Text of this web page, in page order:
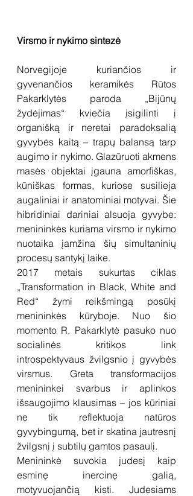
Virsmo ir nykimo sintezė
Norvegijoje kuriančios ir
gyvenančios keramikės Rūtos
Pakarklytės paroda „Bijūnų
žydėjimas“ kviečia įsigilinti į
organišką ir neretai paradoksalią
gyvybės kaitą – trapų balansą tarp
augimo ir nykimo. Glazūruoti akmens
masės objektai įgauna amorfiškas,
kūniškas formas, kuriose susilieja
augaliniai ir anatominiai motyvai. Šie
hibridiniai dariniai alsuoja gyvybe:
menininkės kuriama virsmo ir nykimo
nuotaika įamžina šių simultaninių
procesų santykį laike.
2017 metais sukurtas ciklas
„Transformation in Black, White and
Red“ žymi reikšmingą posūkį
menininkės kūryboje. Nuo šio
momento R. Pakarklytė pasuko nuo
socialinės kritikos link
introspektyvaus žvilgsnio į gyvybės
virsmus. Greta transformacijos
menininkei svarbus ir aplinkos
išsaugojimo klausimas – jos kūriniai
ne tik reflektuoja natūros
gyvybingumą, bet ir skatina jautresnį
žvilgsnį į subtilų gamtos pasaulį.
Menininkė suvokia judesį kaip
esminę inercinę galią,
motyvuojančią kisti.
Judesiams